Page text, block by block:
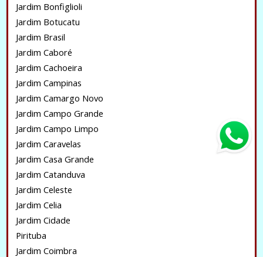
Jardim Bonfiglioli
Jardim Botucatu
Jardim Brasil
Jardim Caboré
Jardim Cachoeira
Jardim Campinas
Jardim Camargo Novo
Jardim Campo Grande
Jardim Campo Limpo
Jardim Caravelas
Jardim Casa Grande
Jardim Catanduva
Jardim Celeste
Jardim Celia
Jardim Cidade
Pirituba
Jardim Coimbra